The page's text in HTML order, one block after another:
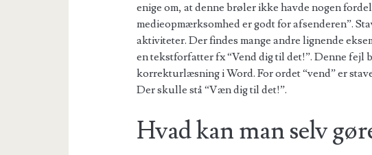
enige om, at denne brøler ikke havde nogen
medieopmærksomhed er godt for afsenderen”.
aktiviteter. Der findes mange andre lignende
en tekstforfatter fx “Vend dig til det!”. Denne fejl
korrekturlæsning i Word. For ordet “vend” er
Der skulle stå “Væn dig til det!”.
Hvad kan man selv